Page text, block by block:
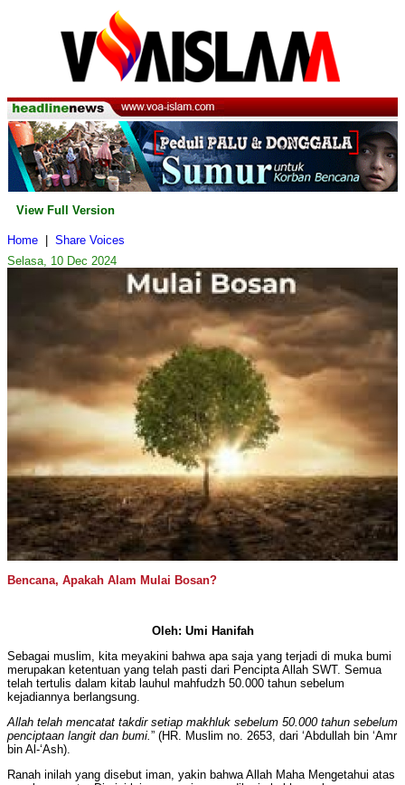
View Full Version
Home
Share Voices
Selasa, 10 Dec 2024
Bencana, Apakah Alam Mulai Bosan?
Oleh: Umi Hanifah
Sebagai muslim, kita meyakini bahwa apa saja yang terjadi di muka bumi
merupakan ketentuan yang telah pasti dari Pencipta Allah SWT. Semua
telah tertulis dalam kitab lauhul mahfudzh 50.000 tahun sebelum
kejadiannya berlangsung.
Allah telah mencatat takdir setiap makhluk sebelum 50.000 tahun sebelum
penciptaan langit dan bumi.” (HR. Muslim no. 2653, dari ‘Abdullah bin ‘Amr
bin Al-‘Ash).
Ranah inilah yang disebut iman, yakin bahwa Allah Maha Mengetahui atas